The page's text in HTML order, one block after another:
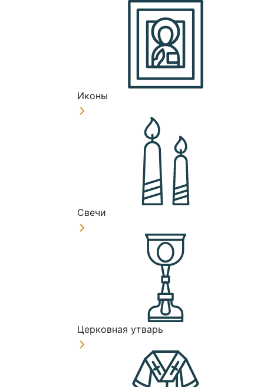
Иконы
Свечи
Церковная утварь